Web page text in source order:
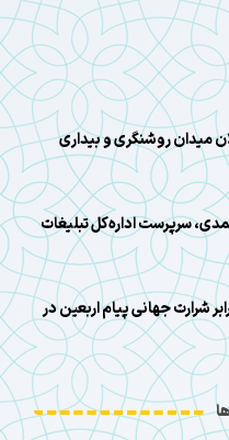
میدان روشنگری و بیداری
سرپرست اداره‌کل تبلیغات
شرارت جهانی پیام اربعین در